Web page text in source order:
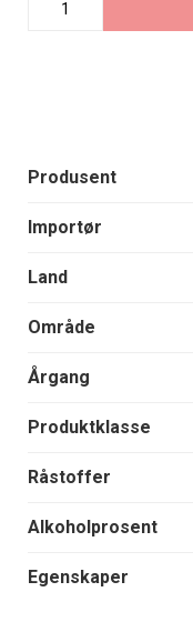
Produsent
Importør
Land
Område
Årgang
Produktklasse
Råstoffer
Alkoholprosent
Egenskaper